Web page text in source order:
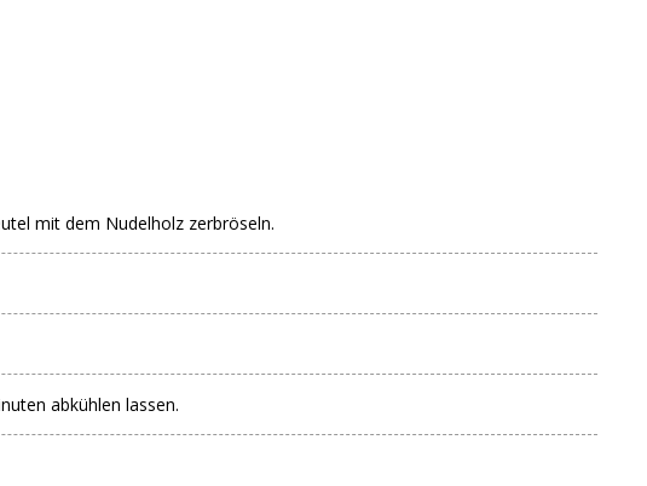
mit dem Nudelholz zerbröseln.
abkühlen lassen.